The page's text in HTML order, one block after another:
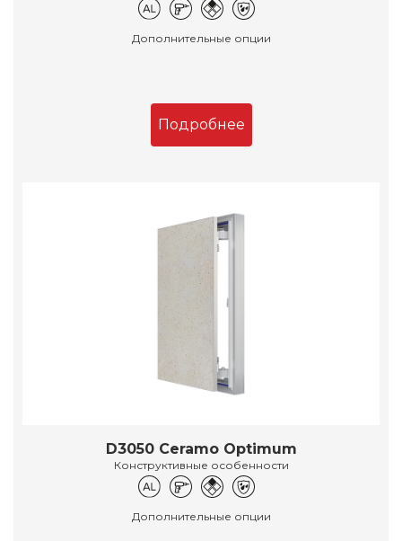
Дополнительные опции
Подробнее
D3050 Ceramo Optimum
Конструктивные особенности
Дополнительные опции